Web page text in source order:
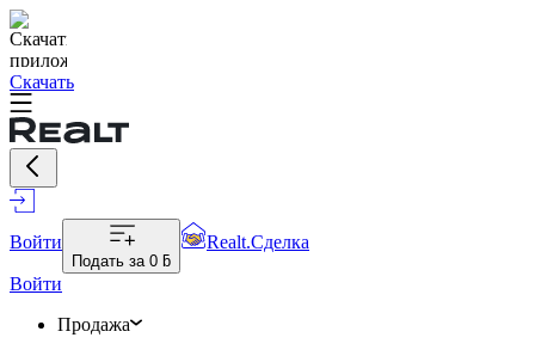
Скачать
Войти
Подать за 0 ƃ
Realt.Сделка
Войти
Продажа